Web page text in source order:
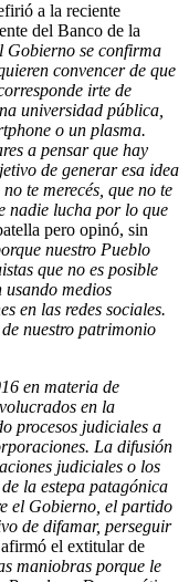
a la reciente
del Banco de la
Gobierno se confirma
convencer de que
irte de
universidad pública,
o un plasma.
a pensar que hay
de generar esa idea
te merecés, que no te
nadie lucha por lo que
pero opinó, sin
nuestro Pueblo
que no es posible
medios
en las redes sociales.
nuestro patrimonio
en materia de
en la
procesos judiciales a
La difusión
judiciales o los
la estepa patagónica
el Gobierno, el partido
de difamar, perseguir
el extitular de
maniobras porque le